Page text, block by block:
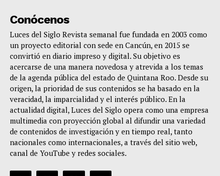
Conócenos
Luces del Siglo Revista semanal fue fundada en 2003 como
un proyecto editorial con sede en Cancún, en 2015 se
convirtió en diario impreso y digital. Su objetivo es
acercarse de una manera novedosa y atrevida a los temas
de la agenda pública del estado de Quintana Roo. Desde su
origen, la prioridad de sus contenidos se ha basado en la
veracidad, la imparcialidad y el interés público. En la
actualidad digital, Luces del Siglo opera como una empresa
multimedia con proyección global al difundir una variedad
de contenidos de investigación y en tiempo real, tanto
nacionales como internacionales, a través del sitio web,
canal de YouTube y redes sociales.